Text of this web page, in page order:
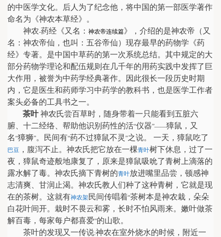
的中医学文化。后人为了纪念他，将中国的第一部医学著作
命名为《神农本草经》。
神农-药经《又名： 神农帝连续篇》，介绍的是神农帝（又
名：神农帝仙，也叫：五谷帝仙）现存最早的药物学《药
经》专著。是中国中草药的第一次系统总结。其中规定的大
部分药物学理论和配伍规则在几千年的用药实践中发挥了巨
大作用，被誉为中药学经典著作。因此很长一段历史时期
内，它是医生和药师学习中药学的教科书，也是医学工作者
案头必备的工具书之一。
茶叶神农氏尝百草时，随身带着一只能看到五脏六
腑、十二经络、帮助他识别药性的活“仪器”——獐鼠，又
名“獐狮”。民间有“药不过獐鼠不灵 ”之说。 一天，獐鼠吃了
巴豆 ，腹泻不止。神农氏把它放在一棵青叶树下休息，过了一
夜，獐鼠奇迹般地康复了，原来是獐鼠吸吮了青树上滴落的
露水解了毒。神农氏摘下青树的青叶放进嘴里品尝，顿感神
志清爽、甘润止渴。神农氏教人们种了这种青树，它就是现
在的茶树。这就有神农架民间传唱着“茶树本是神农栽，朵朵
白花叶间开。栽时不畏云和雾，长时不怕风雨来。嫩叶做茶
解百毒，每家每户都喜爱”的山歌。
茶叶的发现又一传说:神农在室外烧水的时候，附近一